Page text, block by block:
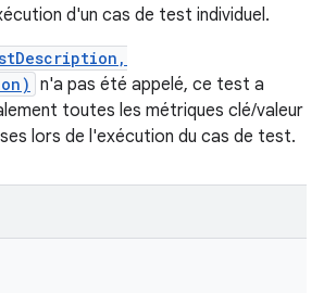
d'un cas de test individuel.
n'a pas été appelé, ce test a
toutes les métriques clé/valeur
lors de l'exécution du cas de test.